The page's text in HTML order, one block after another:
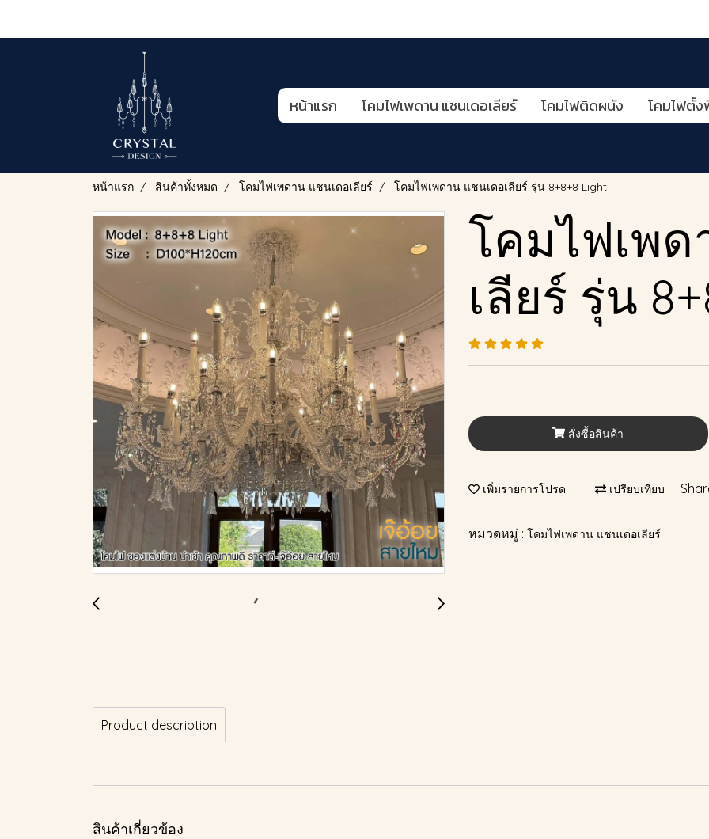
หน้าแรก โคมไฟเพดาน แชนเดอเลียร์ โคมไฟติดผนัง โคมไฟตั้
หน้าแรก สินค้าทั้งหมด โคมไฟเพดาน แชนเดอเลียร์ โคมไฟเพดาน แชนเดอเลียร์ รุ่น 8+8+8 Light
โคมไฟเพ
เลียร์ รุ่น
สั่งซื้อสินค้า
เพิ่มรายการโปรด เปรียบเทียบ
หมวดหมู่ : โคมไฟเพดาน แชนเดอเลียร์
Product description
สินค้าเกี่ยวข้อง